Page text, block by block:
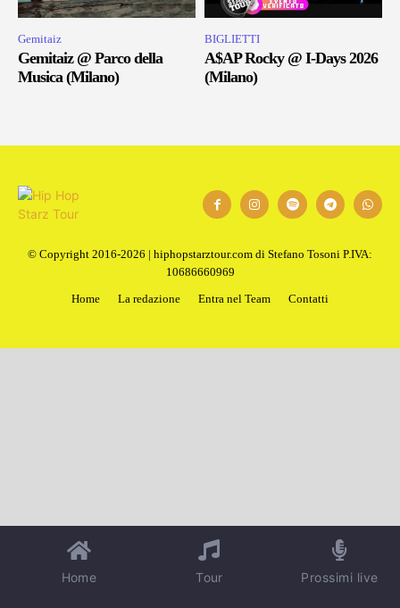
Gemitaiz
Gemitaiz @ Parco della
Musica (Milano)
BIGLIETTI
A$AP Rocky @ I-Days 2026
(Milano)
© Copyright 2016-2026 | hiphopstarztour.com di Stefano Tosoni P.IVA:
10686660969
Home
La redazione Entra nel Team Contatti
Home Tour Prossimi live